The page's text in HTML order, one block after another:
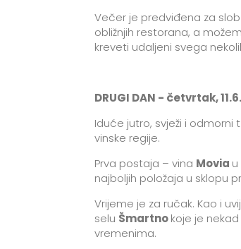
Večer je predviđena za
obližnjih restorana, a
kreveti udaljeni svega
DRUGI DAN - četvrtak, 11.6.
Iduće jutro, svježi i
vinske regije.
Prva postaja – vina Movia
najboljih položaja u sklopu
Vrijeme je za ručak. Kao i
selu Šmartnokoje je
vremenima.